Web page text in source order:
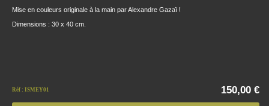
Mise en couleurs originale à la main par Alexandre Gazaï !
Dimensions : 30 x 40 cm.
Réf : ISMEY01 150,00 €